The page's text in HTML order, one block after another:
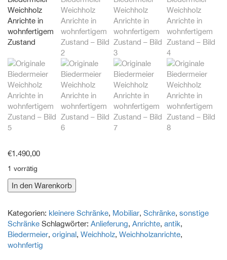
€1.490,00
1 vorrätig
Originale
Biedermeier
Anrichte
in
wohnfertigem
Zustand
In den Warenkorb
Kategorien: kleinere Schränke, Mobiliar, Schränke, sonstige
Schränke Schlagwörter: Anlieferung, Anrichte, antik,
Biedermeier, original, Weichholz, Weichholzanrichte,
wohnfertig